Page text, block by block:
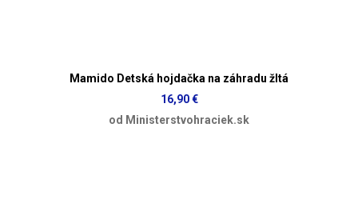
Mamido Detská hojdačka na záhradu žltá
16,90 €
od Ministerstvohraciek.sk